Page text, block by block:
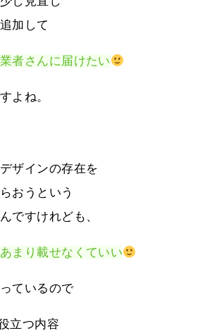
加して
者さんに届けたい
よね。
ザインの存在を
おうという
ですけれども、
まり載せなくていい
ているので
立つ内容